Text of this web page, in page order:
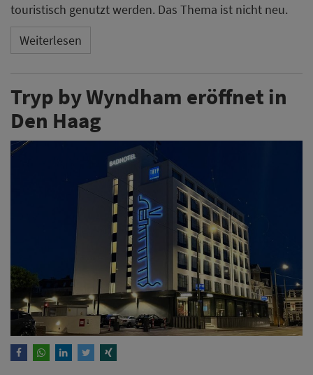
touristisch genutzt werden. Das Thema ist nicht neu.
Weiterlesen
Tryp by Wyndham eröffnet in
Den Haag